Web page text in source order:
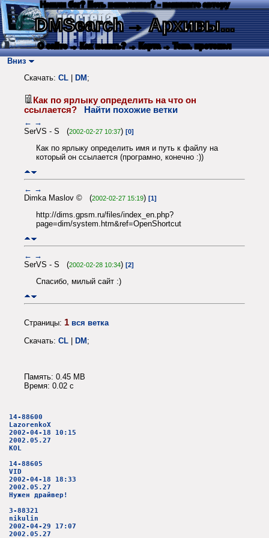
Нашли баг? Есть пожелания? - напишите автору
DMSearch→ Архивы...
О сайте → Как искать? → Карта → Текс. протокол
Вниз
Скачать: CL DM ;
Как по ярлыку определить на что он
ссылается?
Найти похожие ветки
← →
SerVS - S (2002-02-27 10:37) [0]
Как по ярлыку определить имя и путь к файлу на
который он ссылается (програмно, конечно :))
← →
Dimka Maslov © (2002-02-27 15:19) [1]
http://dims.gpsm.ru/files/index_en.php?
page=dim/system.htm&ref=OpenShortcut
← →
SerVS - S (2002-02-28 10:34) [2]
Спасибо, милый сайт :)
Страницы: 1 вся ветка
Скачать: CL | DM;
Память: 0.45 MB
Время: 0.02 c
14-88600
LazorenkoX
2002-04-18 10:15
2002.05.27
KOL
14-88605
VID
2002-04-18 18:33
2002.05.27
Нужен драйвер!
3-88321
nikulin
2002-04-29 17:07
2002.05.27